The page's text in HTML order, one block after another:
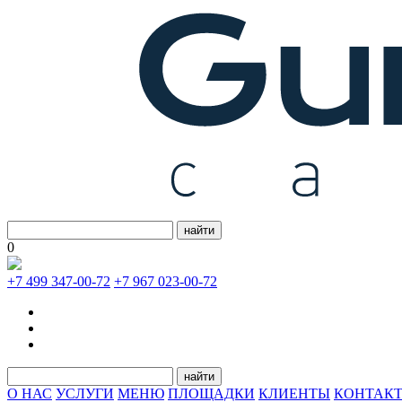
найти
0
+7 499 347-00-72 +7 967 023-00-72
найти
О НАС УСЛУГИ МЕНЮ ПЛОЩАДКИ КЛИЕНТЫ